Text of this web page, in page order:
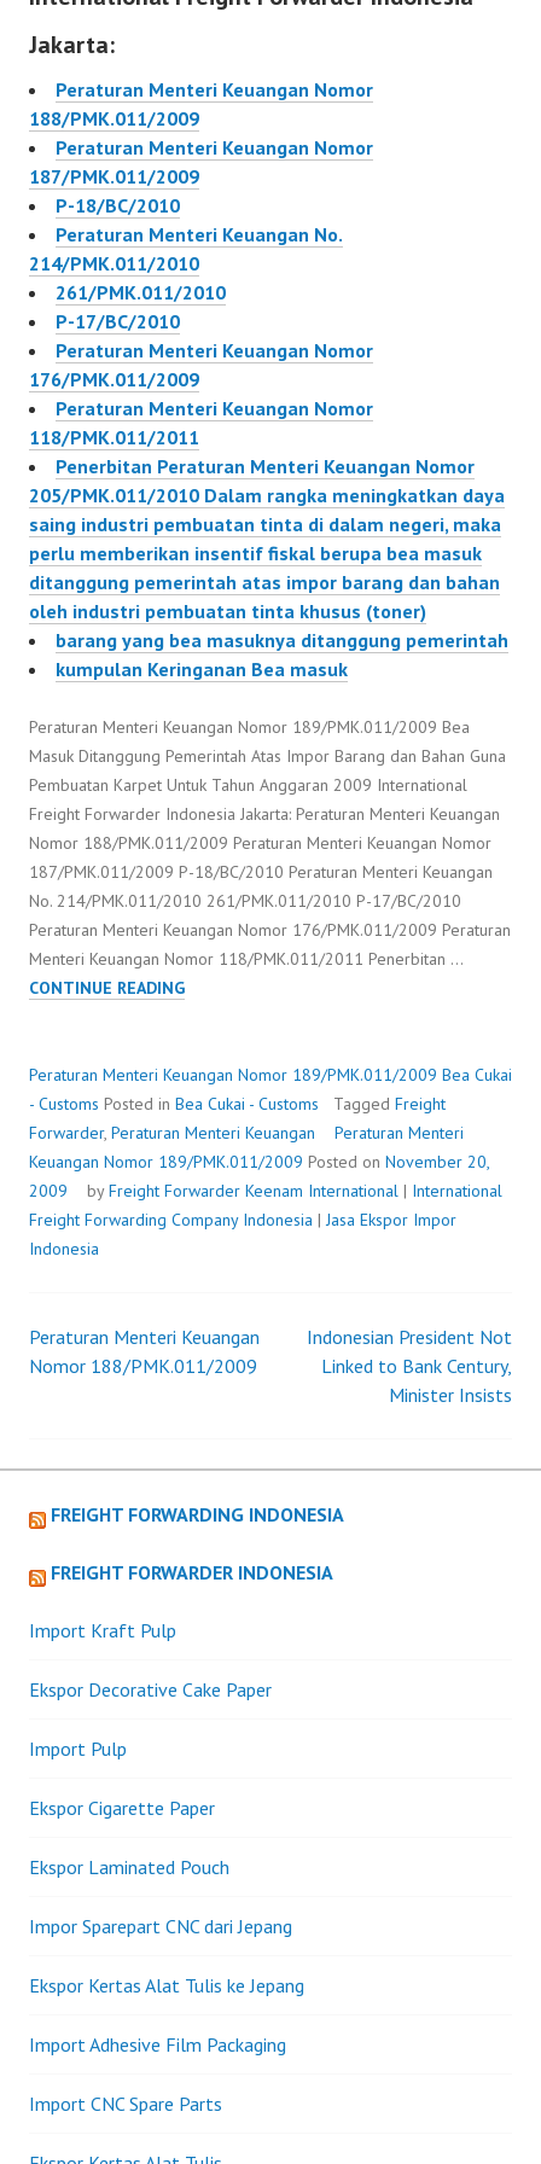
Peraturan…
Peraturan…
Jakarta:
Peraturan Menteri Keuangan Nomor
188/PMK.011/2009
Peraturan Menteri Keuangan Nomor
187/PMK.011/2009
P-18/BC/2010
Peraturan Menteri Keuangan No.
214/PMK.011/2010
261/PMK.011/2010
P-17/BC/2010
Peraturan Menteri Keuangan Nomor
176/PMK.011/2009
Peraturan Menteri Keuangan Nomor
118/PMK.011/2011
Penerbitan Peraturan Menteri Keuangan Nomor
205/PMK.011/2010 Dalam rangka meningkatkan daya
saing industri pembuatan tinta di dalam negeri, maka
perlu memberikan insentif fiskal berupa bea masuk
ditanggung pemerintah atas impor barang dan bahan
oleh industri pembuatan tinta khusus (toner)
barang yang bea masuknya ditanggung pemerintah
kumpulan Keringanan Bea masuk
Peraturan Menteri Keuangan Nomor 189/PMK.011/2009 Bea
Masuk Ditanggung Pemerintah Atas Impor Barang dan Bahan Guna
Pembuatan Karpet Untuk Tahun Anggaran 2009 International
Freight Forwarder Indonesia Jakarta: Peraturan Menteri Keuangan
Nomor 188/PMK.011/2009 Peraturan Menteri Keuangan Nomor
187/PMK.011/2009 P-18/BC/2010 Peraturan Menteri Keuangan
No. 214/PMK.011/2010 261/PMK.011/2010 P-17/BC/2010
Peraturan Menteri Keuangan Nomor 176/PMK.011/2009 Peraturan
Menteri Keuangan Nomor 118/PMK.011/2011 Penerbitan …
CONTINUE READINGPERATURAN
NOMOR
189/PMK.011/2009
Peraturan Menteri Keuangan Nomor 189/PMK.011/2009 Bea Cukai
- Customs Posted in Bea Cukai - Customs Tagged Freight
Forwarder, Peraturan Menteri Keuangan
Peraturan Menteri
Keuangan Nomor 189/PMK.011/2009 Posted on November 20,
2009
byFreight Forwarder Keenam International | International
Freight Forwarding Company Indonesia |Jasa Ekspor Impor
Indonesia
Post
Peraturan Menteri Keuangan
Nomor 188/PMK.011/2009
Indonesian President Not
Linked to Bank Century,
Minister Insists
FREIGHT FORWARDING INDONESIA
FREIGHT FORWARDER INDONESIA
Import Kraft Pulp
Ekspor Decorative Cake Paper
Import Pulp
Ekspor Cigarette Paper
Ekspor Laminated Pouch
Impor Sparepart CNC dari Jepang
Ekspor Kertas Alat Tulis ke Jepang
Import Adhesive Film Packaging
Import CNC Spare Parts